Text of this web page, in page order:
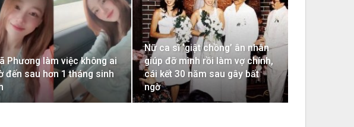
Phương làm việc không ai
đến sau hơn 1 tháng sinh
Nữ ca sĩ ‘giật chồng’ ân nhân
giúp đỡ mình rồi làm vợ chính,
cái kết 30 năm sau gây bất
ngờ